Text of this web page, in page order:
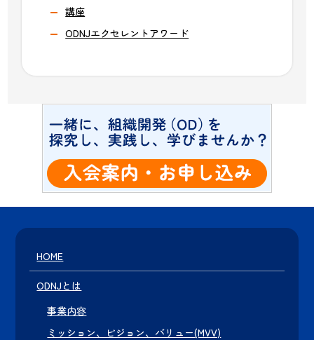
講座
ODNJエクセレントアワード
HOME
ODNJとは
事業内容
ミッション、ビジョン、バリュー(MVV)